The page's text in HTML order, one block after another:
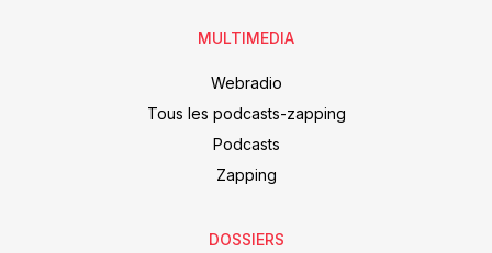
MULTIMEDIA
Webradio
Tous les podcasts-zapping
Podcasts
Zapping
DOSSIERS